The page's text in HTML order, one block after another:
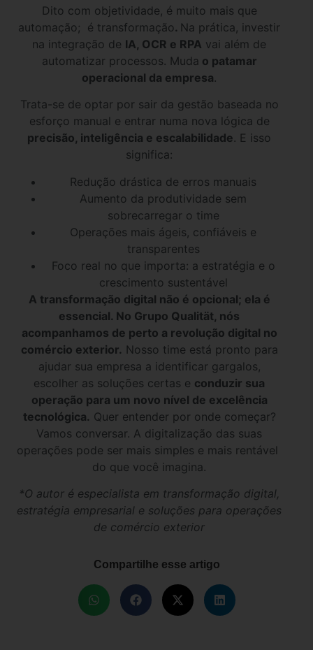
Dito com objetividade, é muito mais que
automação; é transformação. Na prática, investir
na integração de IA, OCR e RPA vai além de
automatizar processos. Muda o patamar
operacional da empresa.
Trata-se de optar por sair da gestão baseada no
esforço manual e entrar numa nova lógica de
precisão, inteligência e escalabilidade. E isso
significa:
Redução drástica de erros manuais
Aumento da produtividade sem
sobrecarregar o time
Operações mais ágeis, confiáveis e
transparentes
Foco real no que importa: a estratégia e o
crescimento sustentável
A transformação digital não é opcional; ela é
essencial. No Grupo Qualität, nós
acompanhamos de perto a revolução digital no
comércio exterior. Nosso time está pronto para
ajudar sua empresa a identificar gargalos,
escolher as soluções certas e conduzir sua
operação para um novo nível de excelência
tecnológica. Quer entender por onde começar?
Vamos conversar. A digitalização das suas
operações pode ser mais simples e mais rentável
do que você imagina.
*O autor é especialista em transformação digital,
estratégia empresarial e soluções para operações
de comércio exterior
Compartilhe esse artigo